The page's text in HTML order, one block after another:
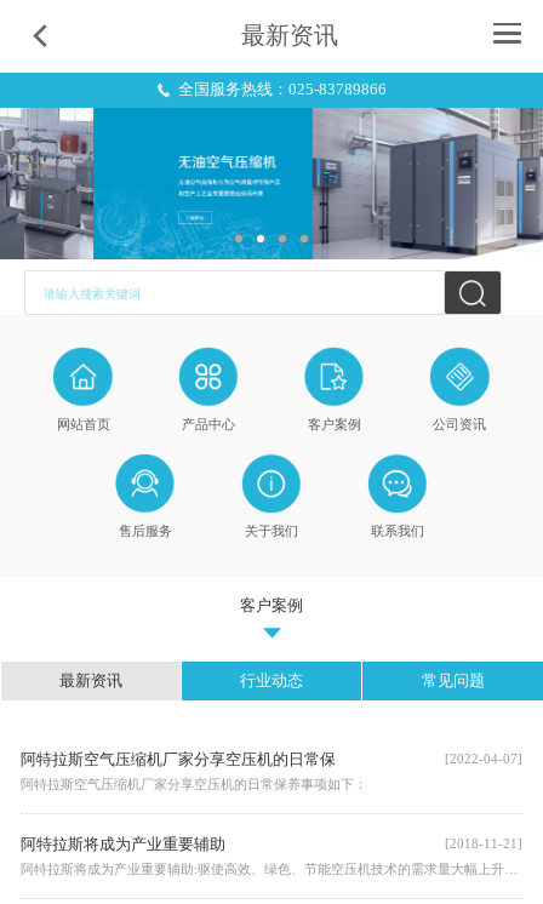
最新资讯
全国服务热线：025-83789866
请输入搜索关键词
网站首页 产品中心 客户案例 公司资讯
售后服务 关于我们 联系我们
客户案例
最新资讯 行业动态 常见问题
阿特拉斯空气压缩机厂家分享空压机的日常保
[2022-04-07]
阿特拉斯空气压缩机厂家分享空压机的日常保养事项如下：
阿特拉斯将成为产业重要辅助
[2018-11-21]
阿特拉斯将成为产业重要辅助:驱使高效、绿色、节能空压机技术的需求量大幅上升，余热回收技术的广泛应用将有效解决这一能源利用弊端。